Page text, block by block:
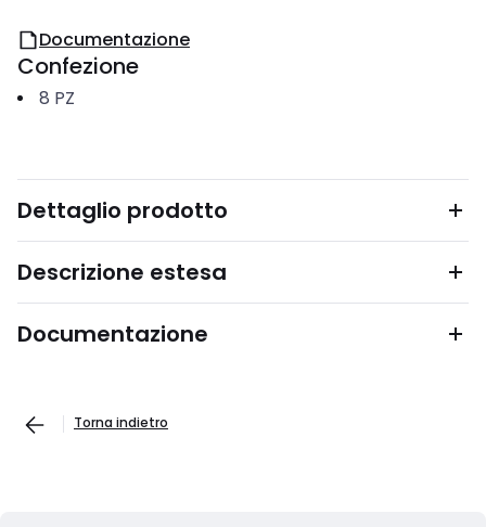
Documentazione
Confezione
8 PZ
Dettaglio prodotto
Descrizione estesa
Documentazione
Torna indietro